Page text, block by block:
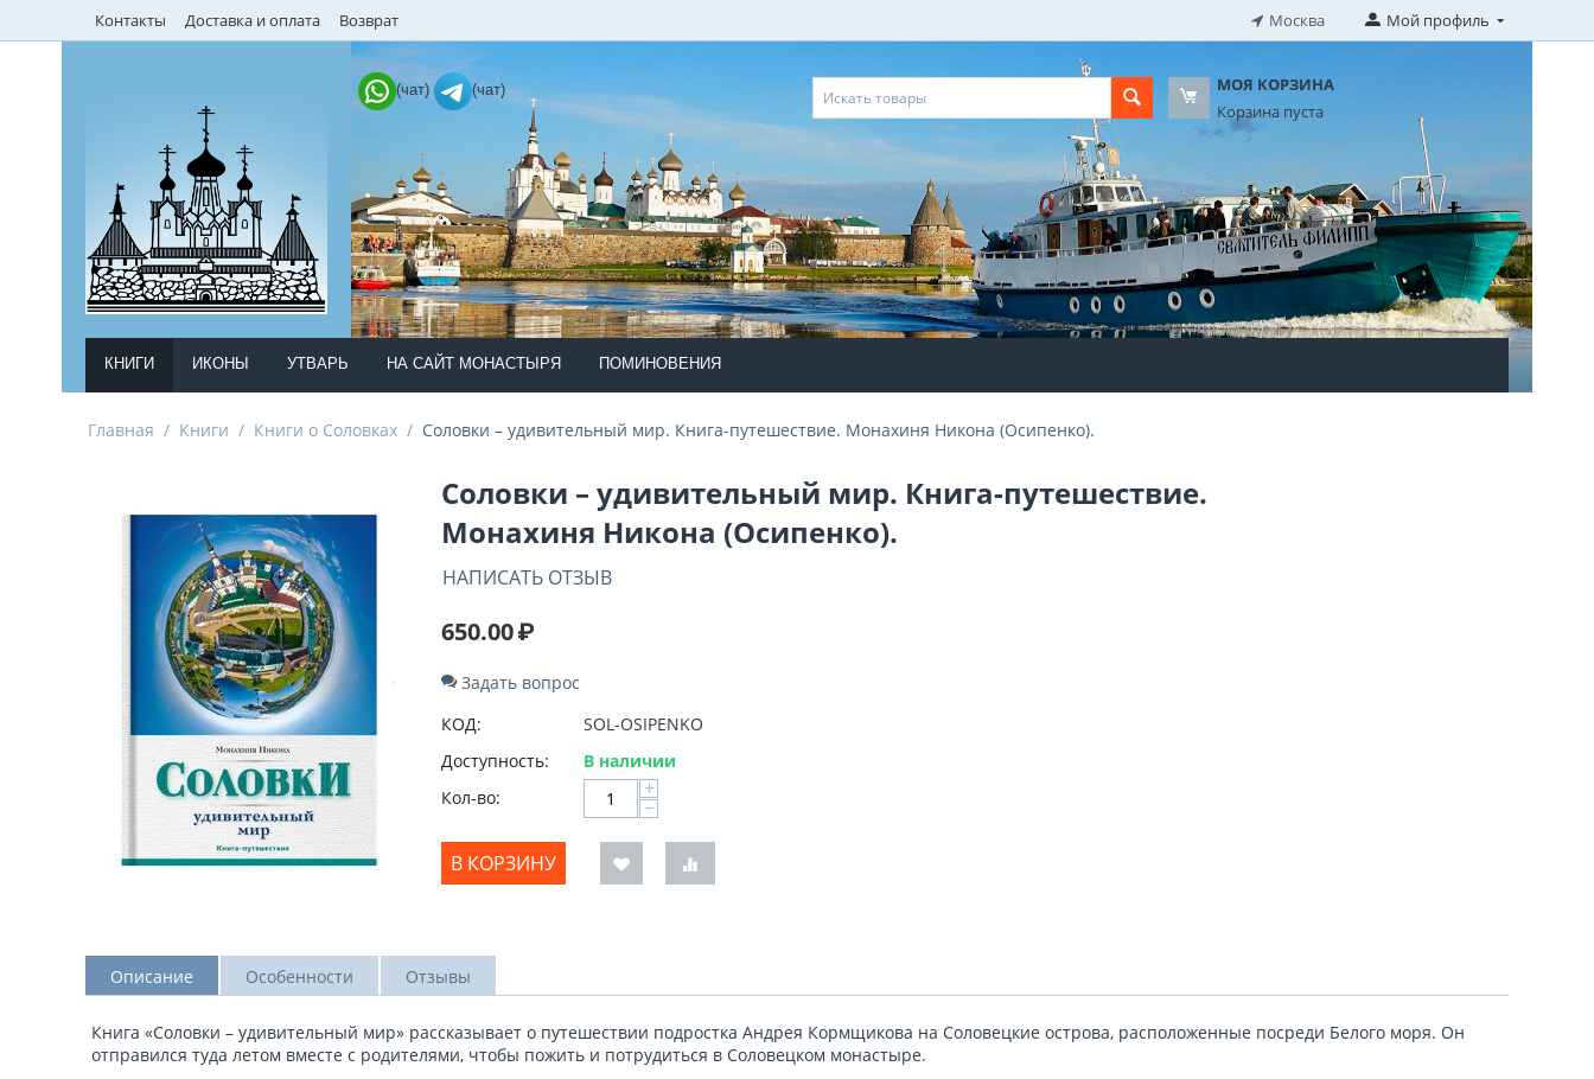
Контакты Доставка и оплата Возврат Москва Мой профиль
(чат) (чат)
МОЯ КОРЗИНА
Корзина пуста
КНИГИ ИКОНЫ УТВАРЬ НА САЙТ МОНАСТЫРЯ ПОМИНОВЕНИЯ
Главная / Книги / Книги о Соловках / ​Соловки – удивительный мир. Книга-путешествие. Монахиня Никона (Осипенко).
​Соловки – удивительный мир. Книга-путешествие.
Монахиня Никона (Осипенко).
НАПИСАТЬ ОТЗЫВ
650.00₽
Задать вопрос
КОД:
SOL-OSIPENKO
Доступность:
В наличии
Кол-во:
+
−
В КОРЗИНУ
Описание Особенности Отзывы
Книга «Соловки – удивительный мир» рассказывает о путешествии подростка Андрея Кормщикова на Соловецкие острова, расположенные посреди Белого моря. Он
отправился туда летом вместе с родителями, чтобы пожить и потрудиться в Соловецком монастыре.